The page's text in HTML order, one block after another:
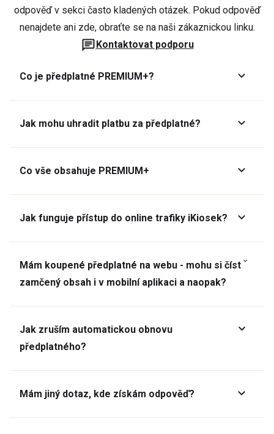
odpověď v sekci často kladených otázek. Pokud odpověď
nenajdete ani zde, obraťte se na naši zákaznickou linku.
Kontaktovat podporu
Co je předplatné PREMIUM+?
Jak mohu uhradit platbu za předplatné?
Co vše obsahuje PREMIUM+
Jak funguje přístup do online trafiky iKiosek?
Mám koupené předplatné na webu - mohu si číst
zamčený obsah i v mobilní aplikaci a naopak?
Jak zruším automatickou obnovu
předplatného?
Mám jiný dotaz, kde získám odpověď?